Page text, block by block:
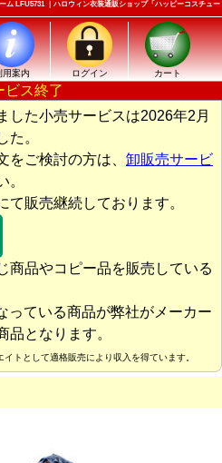
LFU5731 ｜ハロウィン衣装通販ショップ「ハッピーコスチュー
用案内 ログイン カート
ビス終了
した小売サービスは2026年2月
た。
をご検討の方は、 卸販売サービ
。
販売継続しております。
商品やコピー品を販売している
っている商品が弊社がメーカー
品となります。
トとして適格販売により収入を得ています。